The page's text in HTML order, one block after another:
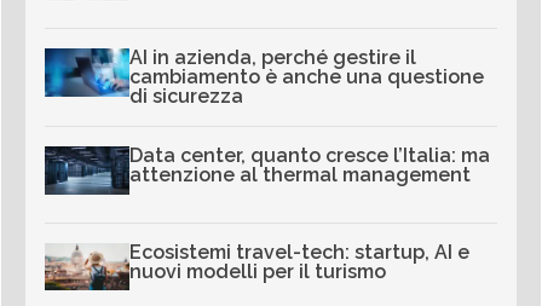
AI in azienda, perché gestire il
cambiamento è anche una questione
di sicurezza
Data center, quanto cresce l’Italia: ma
attenzione al thermal management
Ecosistemi travel-tech: startup, AI e
nuovi modelli per il turismo